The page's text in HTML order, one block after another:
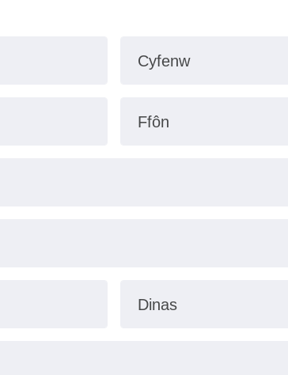
Cyfenw
Ffôn
Dinas